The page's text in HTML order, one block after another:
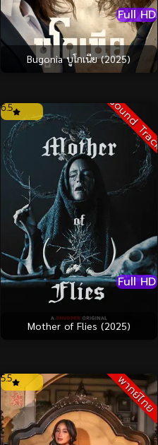
Full HD
Bugonia บูโกเนีย (2025)
Sound Track
Full HD
6.5
Mother of Flies (2025)
พากย์ไทย
5.5